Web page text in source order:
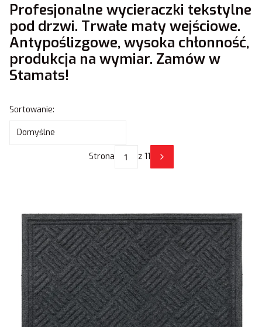
Profesjonalne wycieraczki tekstylne
pod drzwi. Trwałe maty wejściowe.
Antypoślizgowe, wysoka chłonność,
produkcja na wymiar. Zamów w
Stamats!
Lista produktów
Sortowanie:
Domyślne
Strona z 11 Następne produkty